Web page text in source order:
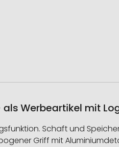
Werbeartikel mit
Schaft und
Griff mit